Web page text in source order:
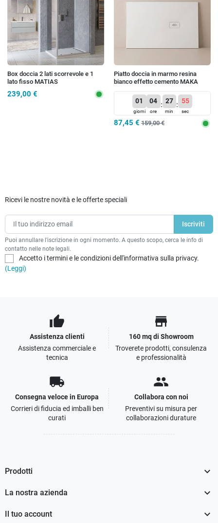
Box doccia 2 lati scorrevole e 1
lato fisso MATIAS
239,00 €
Piatto doccia in marmo resina
bianco effetto cemento MAKA
01
giorni
04
ore
: 27
min
: 55
sec
87,45 € 159,00 €
Ricevi le nostre novità e le offerte speciali
Puoi annullare l'iscrizione in ogni momento. A questo scopo, cerca le info di
contatto nelle note legali.
Accetto i termini e le condizioni dell'informativa sulla privacy.
(Leggi)
thumb_up
Assistenza clienti
Assistenza commerciale e
tecnica
store
160 mq di Showroom
Troverete prodotti, consulenza
e professionalità
local_shipping
Consegna veloce in Europa
Corrieri di fiducia ed imballi ben
curati
people
Collabora con noi
Preventivi su misura per
collaborazioni durature
Prodotti 
La nostra azienda 
Il tuo account 